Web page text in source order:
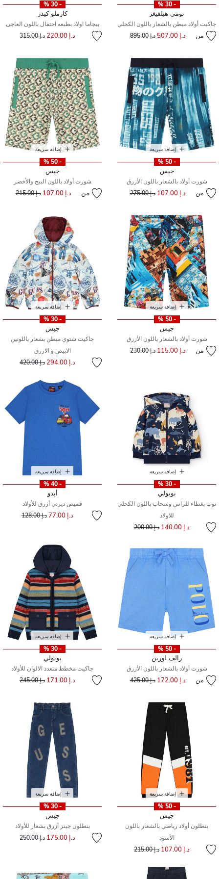
- 30 %
تومي هيلفيغر
جاكيت أولاد مبطن بالشعار باللون الكحلي
من د.إ 507.00 سعر مخفض مند.إ 895.00
- 30 %
كارملو كيدز
بيجاما اولاد بطبعه احتفال باللون العاجى
د.إ 220.00 سعر مخفض من
د.إ 315.00 إلى
إضافة سريعة
- 50 %
جيس
شورت أولاد بالشعار باللون الأزرق
من د.إ 107.00 سعر مخفض مند.إ 275.00
إضافة سريعة
- 50 %
جيس
شورت أولاد باللون البيج والأخضر
من د.إ 107.00 سعر مخفض من
د.إ 215.00 إلى
إضافة سريعة
- 50 %
جيس
شورت أولاد بالشعار باللون الأزرق
من د.إ 115.00 سعر مخفض مند.إ 230.00
إضافة سريعة
- 30 %
جيس
جاكيت شتوي مبطن بشعار باللونين
الابيض و الازرق
د.إ 294.00 سعر مخفض من
د.إ 420.00 إلى
إضافة سريعة
- 30 %
بوبولي
توب بغطاء للراس وسحاب باللون الكحلي
للاولاد
د.إ 140.00 سعر مخفض مند.إ 200.00
إضافة سريعة
- 40 %
أيدو
قميص ديزني أزرق للأولاد
د.إ 77.00 سعر مخفض من
د.إ 128.00 إلى
إضافة سريعة
- 50 %
رالف لورين
شورت أولاد بالشعار باللون الأزرق
من د.إ 172.00 سعر مخفض مند.إ 425.00
إضافة سريعة
- 30 %
بوبولي
جاكيت مخطط متعدد الالوان للأولاد
د.إ 171.00 سعر مخفض من
د.إ 245.00 إلى
إضافة سريعة
- 50 %
جيس
بنطلون أولاد رياضي بالشعار باللون
الأسود
د.إ 107.00 سعر مخفض مند.إ 215.00
إضافة سريعة
- 30 %
جيس
بنطلون جينز أزرق بشعار للأولاد
د.إ 175.00 سعر مخفض من
د.إ 250.00 إلى